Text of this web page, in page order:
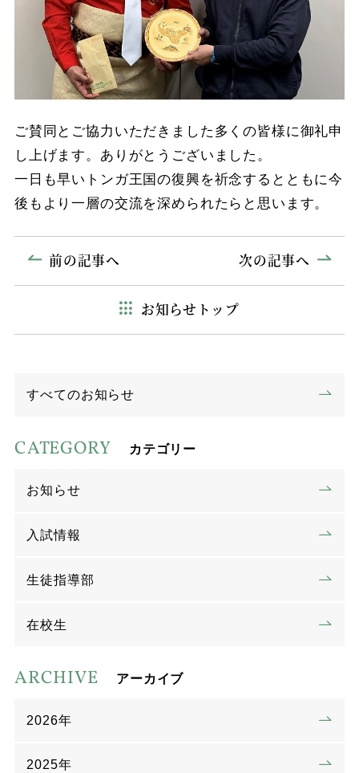
ご賛同とご協力いただきました多くの皆様に御礼申
し上げます。ありがとうございました。
一日も早いトンガ王国の復興を祈念するとともに今
後もより一層の交流を深められたらと思います。
前の記事へ
お知らせトップ
次の記事へ
すべてのお知らせ
CATEGORY カテゴリー
お知らせ
入試情報
生徒指導部
在校生
ARCHIVE アーカイブ
2026年
2025年